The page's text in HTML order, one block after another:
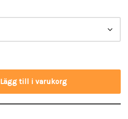
Lägg till i varukorg